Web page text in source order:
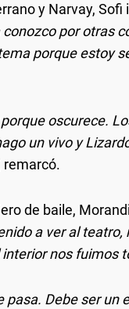
y Narvay, Sofi
por otras
porque estoy
oscurece.
un vivo y
remarcó.
de baile,
a ver al
nos fuimos
pasa. Debe ser un